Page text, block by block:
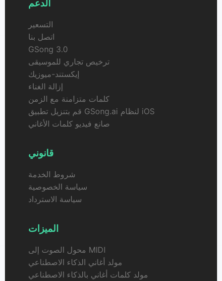
الدعم
التسعير
اتصل بنا
GSong 3.0
ترخيص تجاري للموسيقى
إيكستند-ميوزيك
إزالة الغناء
كلمات متزامنة مع الزمن
قم بتنزيل تطبيق GSong.ai لنظام iOS
صانع فيديو كلمات الأغاني
قانوني
شروط الخدمة
سياسة الخصوصية
سياسة الاسترداد
الميزات
محول الصوت إلى MIDI
مولد أغاني الذكاء الاصطناعي
مولد كلمات أغاني بالذكاء الاصطناعي